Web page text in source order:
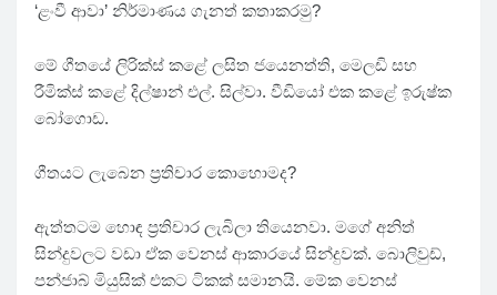
‘ළංවී ආවා’ නිර්මාණය ගැනත් කතාකරමු?
මේ ගීතයේ ලිරික්ස් කළේ ලසිත ජයෙනත්ති, මෙලඩි සහ
රීමික්ස් කළේ දිල්ෂාන් එල්. සිල්වා. වීඩියෝ එක කළේ ඉරුෂ්ක
බෝගොඩ.
ගීතයට ලැබෙන ප්‍රතිචාර කොහොමද?
ඇත්තටම හොඳ ප්‍රතිචාර ලැබිලා තියෙනවා. මගේ අනිත්
සින්දුවලට වඩා ඒක වෙනස් ආකාරයේ සින්දුවක්. බොලිවුඩ්,
පන්ජාබ් මියුසික් එකට ටිකක් සමානයි. මේක වෙනස්